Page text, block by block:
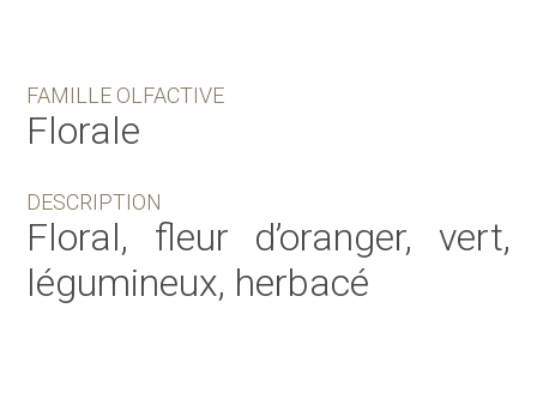
FAMILLE OLFACTIVE
Florale
DESCRIPTION
Floral, fleur d’oranger, vert,
légumineux, herbacé